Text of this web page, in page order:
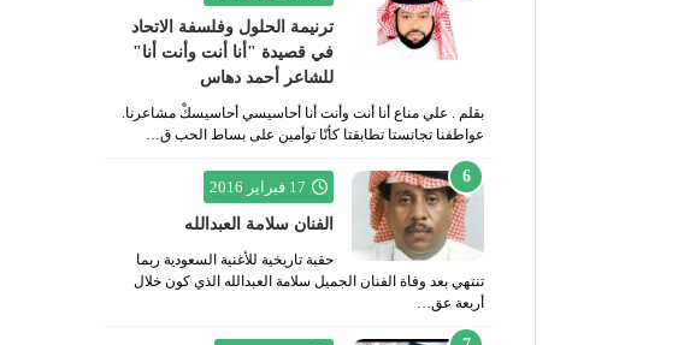
ترنيمة الحلول وفلسفة الاتحاد
في قصيدة "أنا أنت وأنت أنا"
للشاعر أحمد دهاس
بقلم . علي مناع أنا أنت وأنت أنا أحاسيسي أحاسيسكْ مشاعرنا.
عواطفنا تجانستا تطابقتا كأنّا توأمين على بساط الحب ق…
17 فبراير 2016
الفنان سلامة العبدالله
حقبة تاريخية للأغنية السعودية ربما
تنتهي بعد وفاة الفنان الجميل سلامة العبدالله الذي كون خلال
أربعة عق…